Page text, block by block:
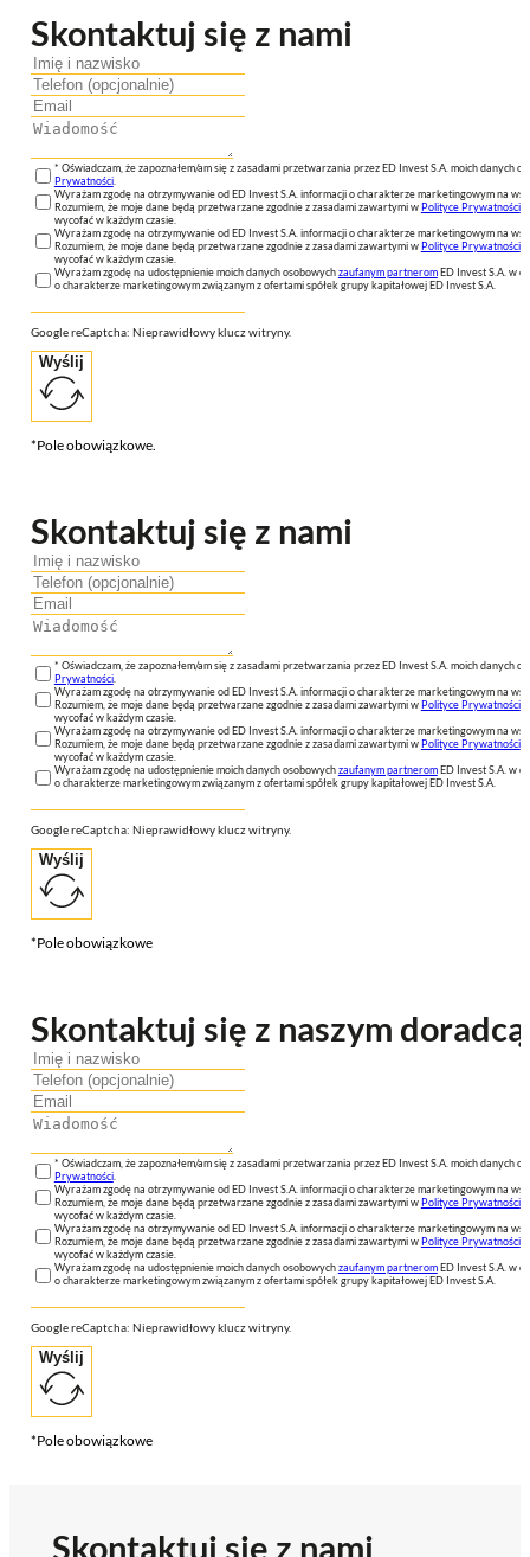
Skontaktuj się z nami
* Oświadczam, że zapoznałem/am się z zasadami przetwarzania przez ED Invest S.A. moich danych
Prywatności.
Wyrażam zgodę na otrzymywanie od ED Invest S.A. informacji o charakterze marketingowym na
Rozumiem, że moje dane będą przetwarzane zgodnie z zasadami zawartymi wPolityce Prywatności
wycofać w każdym czasie.
Wyrażam zgodę na otrzymywanie od ED Invest S.A. informacji o charakterze marketingowym na
Rozumiem, że moje dane będą przetwarzane zgodnie z zasadami zawartymi wPolityce Prywatności
wycofać w każdym czasie.
Wyrażam zgodę na udostępnienie moich danych osobowychzaufanym partneromED Invest S.A. w
o charakterze marketingowym związanym z ofertami spółek grupy kapitałowej ED Invest S.A.
Google reCaptcha: Nieprawidłowy klucz witryny.
Wyślij
*Pole obowiązkowe.
Skontaktuj się z nami
* Oświadczam, że zapoznałem/am się z zasadami przetwarzania przez ED Invest S.A. moich danych
Prywatności.
Wyrażam zgodę na otrzymywanie od ED Invest S.A. informacji o charakterze marketingowym na
Rozumiem, że moje dane będą przetwarzane zgodnie z zasadami zawartymi wPolityce Prywatności
wycofać w każdym czasie.
Wyrażam zgodę na otrzymywanie od ED Invest S.A. informacji o charakterze marketingowym na
Rozumiem, że moje dane będą przetwarzane zgodnie z zasadami zawartymi wPolityce Prywatności
wycofać w każdym czasie.
Wyrażam zgodę na udostępnienie moich danych osobowychzaufanym partneromED Invest S.A. w
o charakterze marketingowym związanym z ofertami spółek grupy kapitałowej ED Invest S.A.
Google reCaptcha: Nieprawidłowy klucz witryny.
Wyślij
*Pole obowiązkowe
Skontaktuj się z naszym doradcą
* Oświadczam, że zapoznałem/am się z zasadami przetwarzania przez ED Invest S.A. moich danych
Prywatności.
Wyrażam zgodę na otrzymywanie od ED Invest S.A. informacji o charakterze marketingowym na
Rozumiem, że moje dane będą przetwarzane zgodnie z zasadami zawartymi wPolityce Prywatności
wycofać w każdym czasie.
Wyrażam zgodę na otrzymywanie od ED Invest S.A. informacji o charakterze marketingowym na
Rozumiem, że moje dane będą przetwarzane zgodnie z zasadami zawartymi wPolityce Prywatności
wycofać w każdym czasie.
Wyrażam zgodę na udostępnienie moich danych osobowychzaufanym partneromED Invest S.A. w
o charakterze marketingowym związanym z ofertami spółek grupy kapitałowej ED Invest S.A.
Google reCaptcha: Nieprawidłowy klucz witryny.
Wyślij
*Pole obowiązkowe
Skontaktuj się z nami